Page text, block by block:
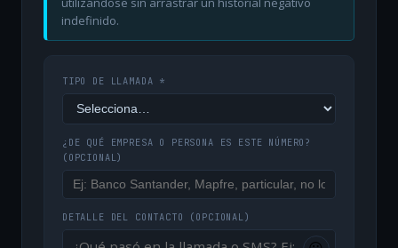
indefinido.
TIPO DE LLAMADA *
¿DE QUÉ EMPRESA O PERSONA ES ESTE NÚMERO?
(OPCIONAL)
DETALLE DEL CONTACTO (OPCIONAL)